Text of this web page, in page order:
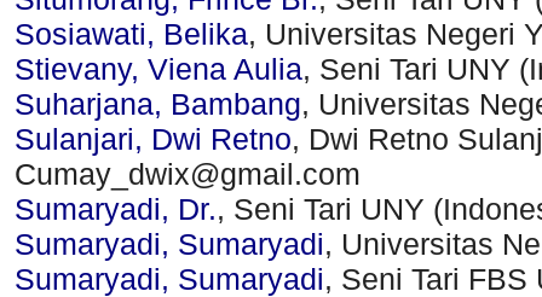
Sosiawati, Belika, Universitas Negeri
Stievany, Viena Aulia, Seni Tari UNY
Suharjana, Bambang, Universitas
Sulanjari, Dwi Retno, Dwi Retno
Cumay_dwix@gmail.com
Sumaryadi, Dr., Seni Tari UNY
Sumaryadi, Sumaryadi, Universitas
Sumaryadi, Sumaryadi, Seni Tari FBS